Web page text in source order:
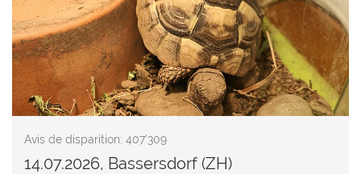
Avis de disparition: 407'309
14.07.2026, Bassersdorf (ZH)